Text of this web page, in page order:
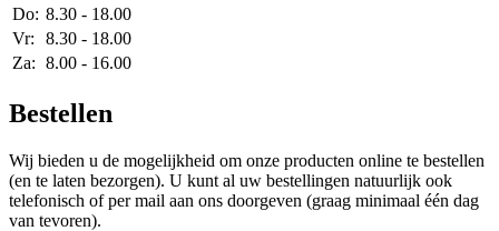
Do: 8.30 - 18.00
Vr:
8.30 - 18.00
Za: 8.00 - 16.00
Bestellen
Wij bieden u de mogelijkheid om onze producten online te bestellen
(en te laten bezorgen). U kunt al uw bestellingen natuurlijk ook
telefonisch of per mail aan ons doorgeven (graag minimaal één dag
van tevoren).